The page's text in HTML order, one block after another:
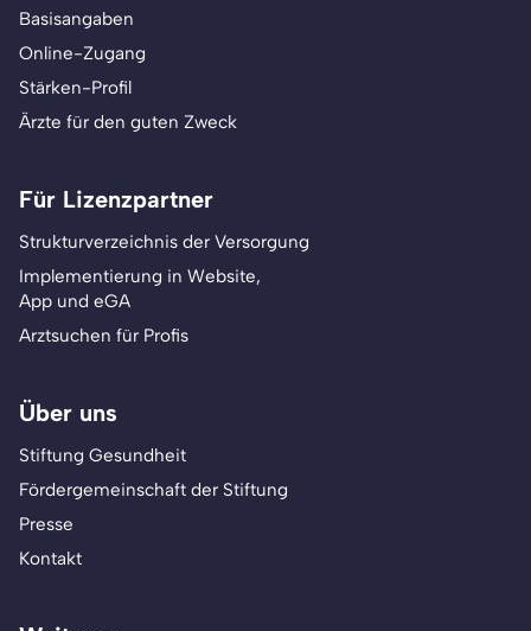
Basisangaben
Online-Zugang
Stärken-Profil
Ärzte für den guten Zweck
Für Lizenzpartner
Strukturverzeichnis der Versorgung
Implementierung in Website,
App und eGA
Arztsuchen für Profis
Über uns
Stiftung Gesundheit
Fördergemeinschaft der Stiftung
Presse
Kontakt